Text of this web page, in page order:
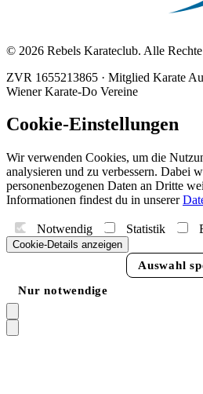
© 2026 Rebels Karateclub. Alle
ZVR 1655213865 · Mitglied Karate
Wiener Karate-Do Vereine
Cookie-Einstellungen
Wir verwenden Cookies, um die
analysieren und zu verbessern. Dabei
personenbezogenen Daten an Dritte
Informationen findest du in unserer
Notwendig Statistik
Cookie-Details anzeigen
Auswahl
Nur notwendige